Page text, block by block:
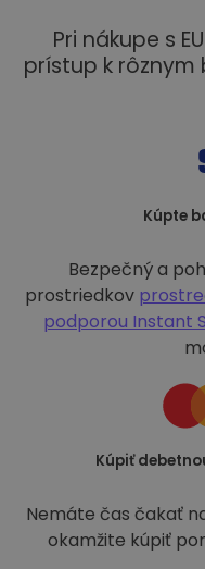
Pri nákupe s
prístup k
Kúpte
Bezpečný a
prostriedkov
podporou Instant
Kúpiť
Nemáte čas čakať
okamžite kúpiť